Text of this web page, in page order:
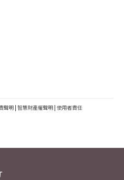
聲明 | 智慧財產權聲明 | 使用者責任